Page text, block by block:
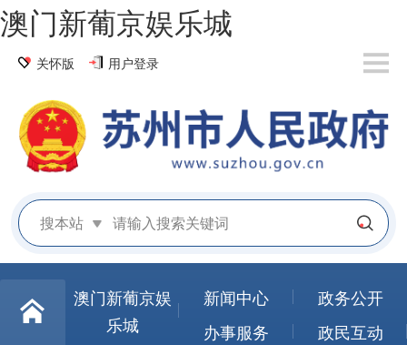
澳门新葡京娱乐城
关怀版 用户登录
搜本站
澳门新葡京娱
乐城
新闻中心
政务公开
办事服务
政民互动